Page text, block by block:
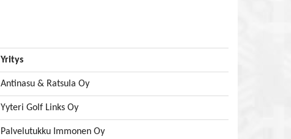
Yritys
Antinasu & Ratsula Oy
Yyteri Golf Links Oy
Palvelutukku Immonen Oy